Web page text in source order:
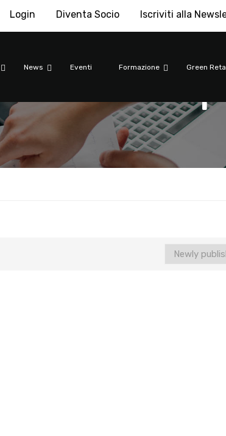
Login Diventa Socio Iscriviti alla
News Eventi Formazione Green